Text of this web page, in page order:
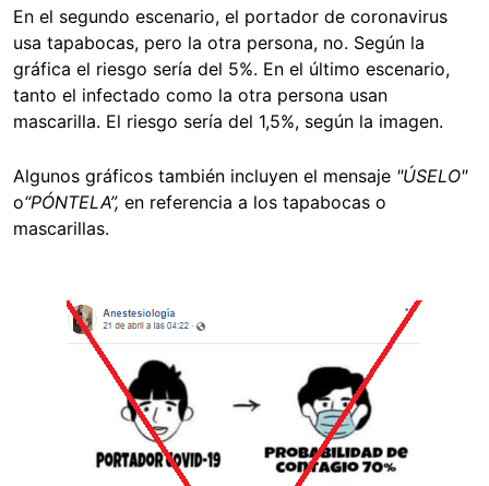
En el segundo escenario, el portador de coronavirus
usa tapabocas, pero la otra persona, no. Según la
gráfica el riesgo sería del 5%. En el último escenario,
tanto el infectado como la otra persona usan
mascarilla. El riesgo sería del 1,5%, según la imagen.
Algunos gráficos también incluyen el mensaje "ÚSELO"
o“PÓNTELA”, en referencia a los tapabocas o
mascarillas.